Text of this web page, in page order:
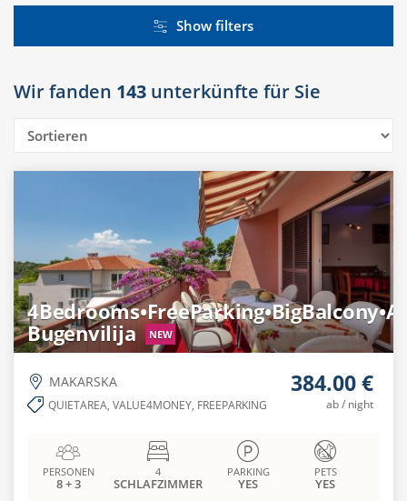
Show filters
Wir fanden 143 unterkünfte für Sie
Bugenvilija
NEW
MAKARSKA
QUIETAREA, VALUE4MONEY, FREEPARKING
384.00 €
ab / night
PERSONEN
8 + 3
4
SCHLAFZIMMER
PARKING
YES
PETS
YES